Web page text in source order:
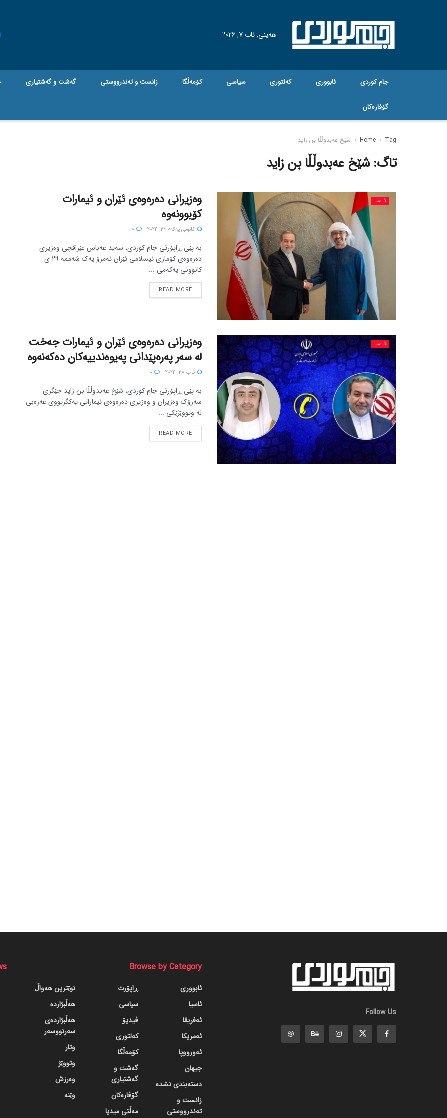
هه‌ینی, ئاب 7, 2026
جام کوردی ئابووری کەلتوری سیاسی کۆمەڵگا زانست و تەندرووستی گه‌شت و گه‌شتیاری
گۆڤاره‌کان
Home Tag شێخ عەبدوڵڵا بن زاید
تاگ:شێخ عەبدوڵڵا بن زاید
ئاسیا
وەزیرانی دەرەوەی ئێران و ئیمارات
کۆبوونەوە
كانونی یه‌كه‌م 29, 2024
بە پێی ڕاپۆرتی جام کوردی، سەید عەباس عێراقچی وەزیری
دەرەوەی کۆماری ئیسلامی ئێران ئەمرۆ یەک شەممە 29 ی
کانوونی یەکەمی ...
READ MORE
ئاسیا
وەزیرانی دەرەوەی ئێران و ئیمارات جەخت
لە سەر پەرەپێدانی پەیوەندییەکان دەکەنەوە
ئاب 28, 2024
بە پێی ڕاپۆرتی جام کوردی، شێخ عەبدوڵڵا بن زاید جێگری
سەرۆک وەزیران و وەزیری دەرەوەی ئیماراتی یەکگرتووی عەرەبی
لە وتووێژێکی ...
READ MORE
Follow Us
Browse by Category
ئابووری
ئاسیا
ئەفریقا
ئەمریکا
ئەورووپا
جیهان
دسته‌بندی نشده
زانست و
تەندرووستی
ڕاپۆرت
سیاسی
ڤیدیۆ
کەلتوری
کۆمەڵگا
گه‌شت و
گه‌شتیاری
گۆڤاره‌کان
مەڵتی میدیا
نوێترین هەواڵ
هەڵبژاردە
هەڵبژاردەی
سەرنووسەر
وتار
وتووێژ
وەرزش
وێنە